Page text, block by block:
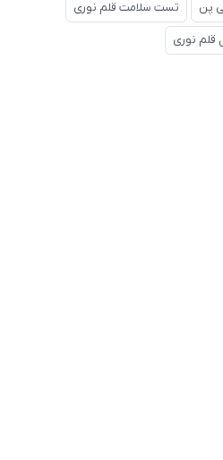
پن تست سلامت قلم نوری
قلم نوری